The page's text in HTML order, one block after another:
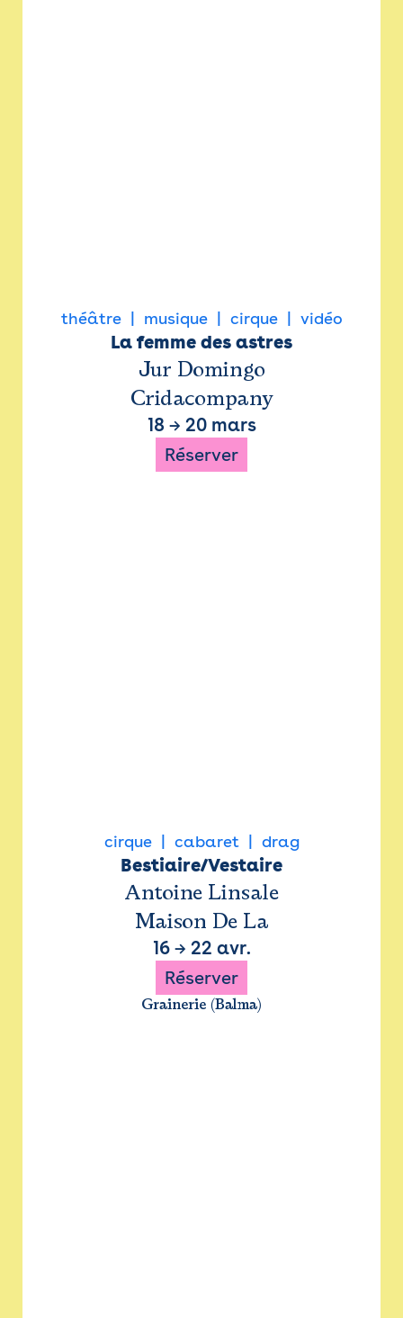
théâtre musique cirque vidéo
La femme des astres
Jur Domingo
Cridacompany
18 → 20 mars
Réserver
cirque cabaret drag
Bestiaire/Vestaire
Antoine Linsale
Maison De La
16→ 22 avr.
Réserver
Grainerie (Balma)